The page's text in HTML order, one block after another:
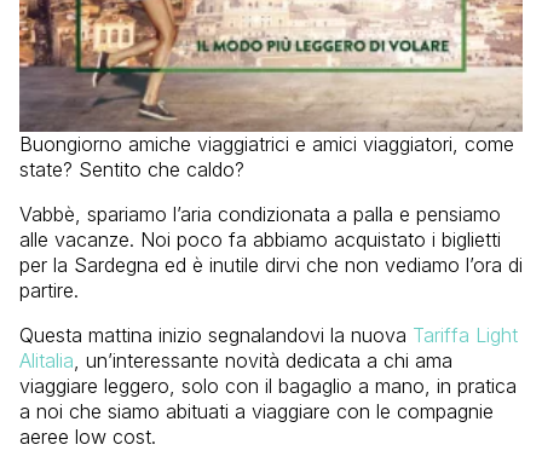
Buongiorno amiche viaggiatrici e amici viaggiatori, come
state? Sentito che caldo?
Vabbè, spariamo l’aria condizionata a palla e pensiamo
alle vacanze. Noi poco fa abbiamo acquistato i biglietti
per la Sardegna ed è inutile dirvi che non vediamo l’ora di
partire.
Questa mattina inizio segnalandovi la nuova Tariffa Light
Alitalia, un’interessante novità dedicata a chi ama
viaggiare leggero, solo con il bagaglio a mano, in pratica
a noi che siamo abituati a viaggiare con le compagnie
aeree low cost.